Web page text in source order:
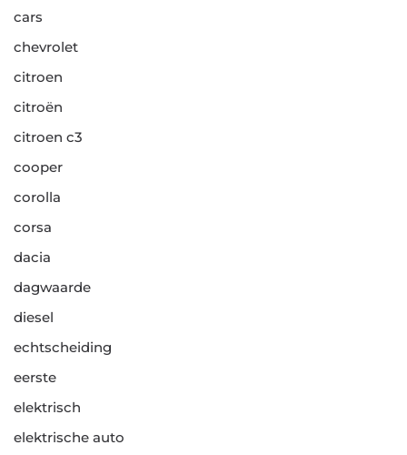
cars
chevrolet
citroen
citroën
citroen c3
cooper
corolla
corsa
dacia
dagwaarde
diesel
echtscheiding
eerste
elektrisch
elektrische auto